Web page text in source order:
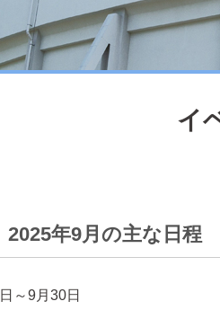
イ
年9月の主な日程
～9月30日